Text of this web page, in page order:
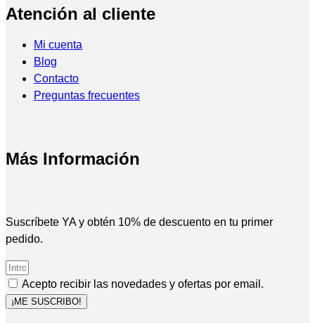
Atención al cliente
Mi cuenta
Blog
Contacto
Preguntas frecuentes
Más Información
Suscríbete YA y obtén 10% de descuento en tu primer
pedido.
Acepto recibir las novedades y ofertas por email.
¡ME SUSCRIBO!